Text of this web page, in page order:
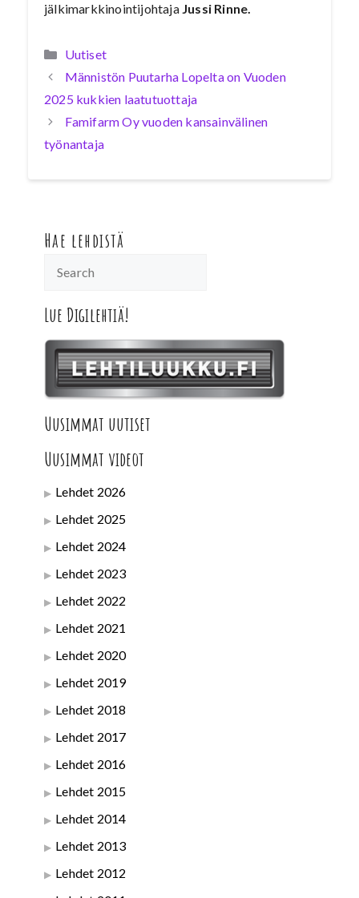
jälkimarkkinointijohtaja​​ Jussi Rinne.
Kategoriat
Uutiset
Männistön Puutarha Lopelta on Vuoden
2025 kukkien laatutuottaja
Famifarm Oy vuoden kansainvälinen
työnantaja
Hae lehdistä
Lue Digilehtiä!
Uusimmat uutiset
Uusimmat videot
Lehdet 2026
Lehdet 2025
Lehdet 2024
Lehdet 2023
Lehdet 2022
Lehdet 2021
Lehdet 2020
Lehdet 2019
Lehdet 2018
Lehdet 2017
Lehdet 2016
Lehdet 2015
Lehdet 2014
Lehdet 2013
Lehdet 2012